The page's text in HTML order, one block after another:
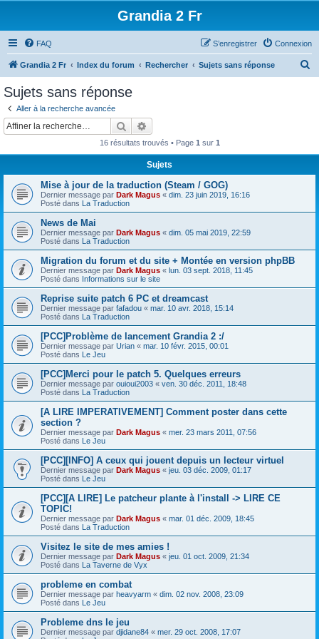
Grandia 2 Fr
FAQ Connexion
S’enregistrer
Grandia 2 Fr Index du forum Rechercher Sujets sans réponse
Sujets sans réponse
Aller à la recherche avancée
Rechercher
16 résultats trouvés • Page 1 sur 1
Sujets
Mise à jour de la traduction (Steam / GOG)
Dernier message par Dark Magus « dim. 23 juin 2019, 16:16
Posté dans La Traduction
News de Mai
Dernier message par Dark Magus « dim. 05 mai 2019, 22:59
Posté dans La Traduction
Migration du forum et du site + Montée en version phpBB
Dernier message par Dark Magus « lun. 03 sept. 2018, 11:45
Posté dans Informations sur le site
Reprise suite patch 6 PC et dreamcast
Dernier message par fafadou « mar. 10 avr. 2018, 15:14
Posté dans La Traduction
[PCC]Problème de lancement Grandia 2 :/
Dernier message par Urian « mar. 10 févr. 2015, 00:01
Posté dans Le Jeu
[PCC]Merci pour le patch 5. Quelques erreurs
Dernier message par ouioui2003 « ven. 30 déc. 2011, 18:48
Posté dans La Traduction
[A LIRE IMPERATIVEMENT] Comment poster dans cette
section ?
Dernier message par Dark Magus « mer. 23 mars 2011, 07:56
Posté dans Le Jeu
[PCC][INFO] A ceux qui jouent depuis un lecteur virtuel
Dernier message par Dark Magus « jeu. 03 déc. 2009, 01:17
Posté dans Le Jeu
[PCC][A LIRE] Le patcheur plante à l'install -> LIRE CE
TOPIC!
Dernier message par Dark Magus « mar. 01 déc. 2009, 18:45
Posté dans La Traduction
Visitez le site de mes amies !
Dernier message par Dark Magus « jeu. 01 oct. 2009, 21:34
Posté dans La Taverne de Vyx
probleme en combat
Dernier message par heavyarm « dim. 02 nov. 2008, 23:09
Posté dans Le Jeu
Probleme dns le jeu
Dernier message par djidane84 « mer. 29 oct. 2008, 17:07